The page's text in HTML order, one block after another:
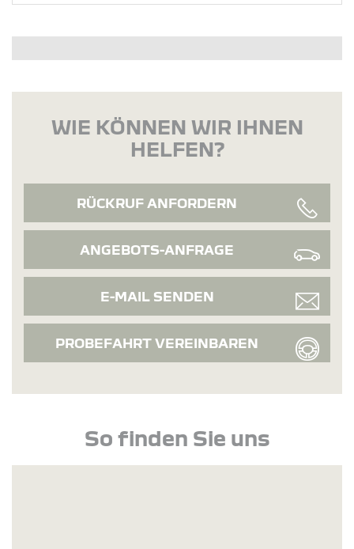
WIE KÖNNEN WIR IHNEN
HELFEN?
RÜCKRUF ANFORDERN
ANGEBOTS-ANFRAGE
E-MAIL SENDEN
PROBEFAHRT VEREINBAREN
So finden Sie uns